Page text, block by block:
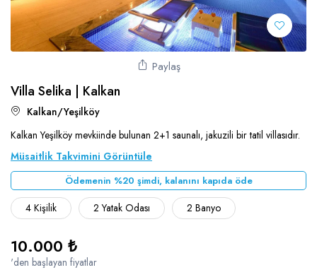
Paylaş
Villa Selika | Kalkan
Kalkan/Yeşilköy
Kalkan Yeşilköy mevkiinde bulunan 2+1 saunalı, jakuzili bir tatil villasıdır.
Müsaitlik Takvimini Görüntüle
Ödemenin %20 şimdi, kalanını kapıda öde
4 Kişilik 2 Yatak Odası 2 Banyo
10.000 ₺
'den başlayan fiyatlar